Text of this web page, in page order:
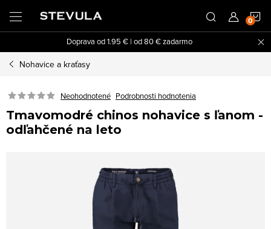
obsah
Doprava od 1.95 € | od 80 € zadarmo
Nohavice a kraťasy
Neohodnotené Podrobnosti hodnotenia
Tmavomodré chinos nohavice s ľanom -
odľahčené na leto